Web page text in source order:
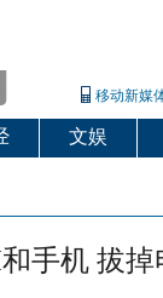
移动新媒
文娱
手机 拔